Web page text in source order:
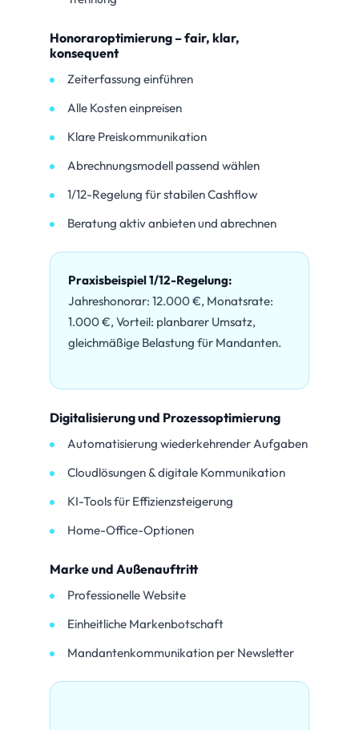
Honoraroptimierung – fair, klar,
konsequent
Zeiterfassung einführen
Alle Kosten einpreisen
Klare Preiskommunikation
Abrechnungsmodell passend wählen
1/12-Regelung für stabilen Cashflow
Beratung aktiv anbieten und abrechnen
Praxisbeispiel 1/12-Regelung:
Jahreshonorar: 12.000 €, Monatsrate:
1.000 €, Vorteil: planbarer Umsatz,
gleichmäßige Belastung für Mandanten.
Digitalisierung und Prozessoptimierung
Automatisierung wiederkehrender Aufgaben
Cloudlösungen & digitale Kommunikation
KI-Tools für Effizienzsteigerung
Home-Office-Optionen
Marke und Außenauftritt
Professionelle Website
Einheitliche Markenbotschaft
Mandantenkommunikation per Newsletter